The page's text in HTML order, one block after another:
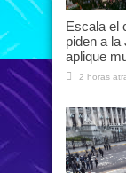
Escala el
piden a la
aplique
2 horas